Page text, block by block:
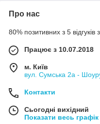
Про нас
80% позитивних з 5 відгуків
Працює з 10.07.2018
м. Київ
вул. Сумська 2а -
Контакти
Сьогодні вихідний
Показати весь